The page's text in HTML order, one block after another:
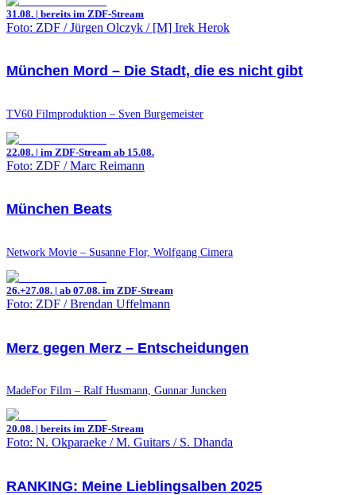
31.08. | bereits im ZDF-Stream
Foto: ZDF / Jürgen Olczyk / [M] Irek Herok
München Mord – Die Stadt, die es nicht gibt
TV60 Filmproduktion – Sven Burgemeister
22.08. | im ZDF-Stream ab 15.08.
Foto: ZDF / Marc Reimann
München Beats
Network Movie – Susanne Flor, Wolfgang Cimera
26.+27.08. | ab 07.08. im ZDF-Stream
Foto: ZDF / Brendan Uffelmann
Merz gegen Merz – Entscheidungen
MadeFor Film – Ralf Husmann, Gunnar Juncken
20.08. | bereits im ZDF-Stream
Foto: N. Okparaeke / M. Guitars / S. Dhanda
RANKING: Meine Lieblingsalben 2025